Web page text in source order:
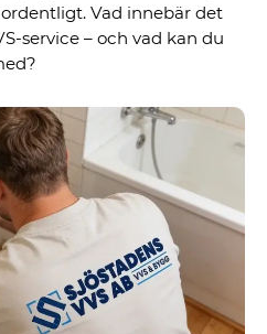
Vad innebär det
service – och vad kan du